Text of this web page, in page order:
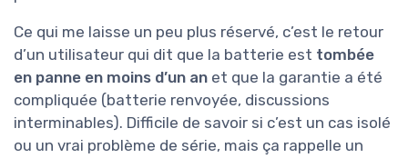
Ce qui me laisse un peu plus réservé, c’est le retour
d’un utilisateur qui dit que la batterie est tombée
en panne en moins d’un an et que la garantie a été
compliquée (batterie renvoyée, discussions
interminables). Difficile de savoir si c’est un cas isolé
ou un vrai problème de série, mais ça rappelle un